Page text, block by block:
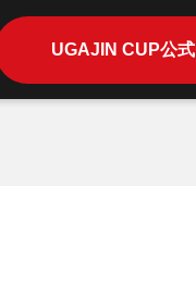
UGAJIN CUP公式